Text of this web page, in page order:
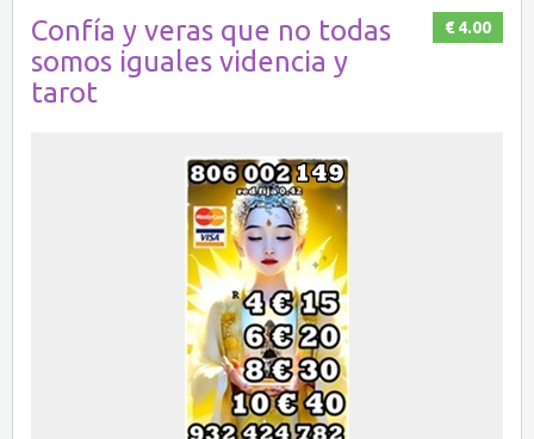
€ 4.00
Confía y veras que no todas
somos iguales videncia y
tarot